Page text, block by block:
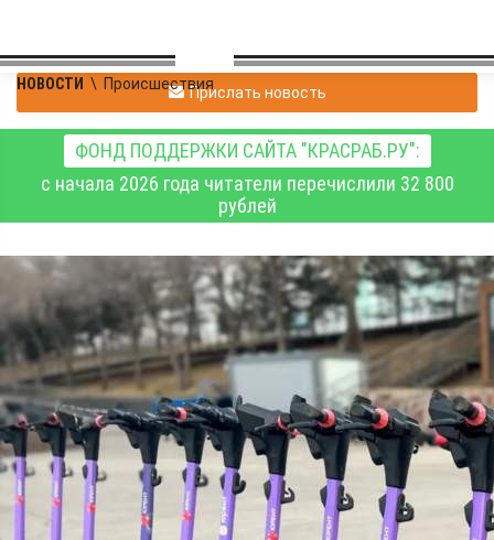
НОВОСТИ \ ПроисшествияПрислать новость
ФОНД ПОДДЕРЖКИ САЙТА "КРАСРАБ.РУ":
с начала 2026 года читатели перечислили 32 800
рублей
В Абакане возбуждены
уголовные дела о
наездах водителей
электросамокатов на
детей